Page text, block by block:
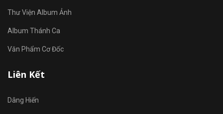
Thư Viện Album Ảnh
Album Thánh Ca
Văn Phẩm Cơ Đốc
Liên Kết
Dâng Hiến